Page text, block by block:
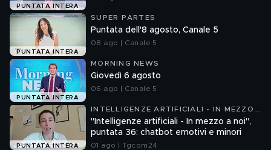
PUNTATA INTERA
PUNTATA INTERA
SUPER PARTES
Puntata dell'8 agosto, Canale 5
08 ago | Canale 5
PUNTATA INTERA
MORNING NEWS
Giovedì 6 agosto
06 ago | Canale 5
PUNTATA INTERA
INTELLIGENZE ARTIFICIALI - IN MEZZO
A NOI
"Intelligenze artificiali - In mezzo a noi",
puntata 36: chatbot emotivi e minori
01 ago | Tgcom24